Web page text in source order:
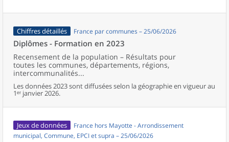
Chiffres détaillés France par communes – 25/06/2026
Diplômes - Formation en 2023
Recensement de la population – Résultats pour
toutes les communes, départements, régions,
intercommunalités...
Les données 2023 sont diffusées selon la géographie en vigueur au
1ᵉʳ janvier 2026.
Jeux de données
France hors Mayotte - Arrondissement
municipal, Commune, EPCI et supra – 25/06/2026